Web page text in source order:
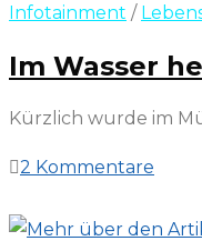
Infotainment /
Im Wasser
Kürzlich wurde im
2 Kommentare